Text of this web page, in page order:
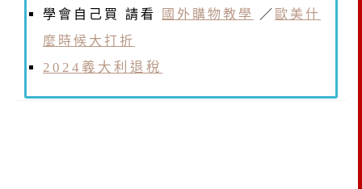
學會自己買 請看 國外購物教學 ／ 歐美什
麼時候大打折
2024義大利退稅